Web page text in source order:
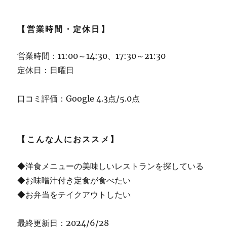
【営業時間・定休日】
営業時間：11:00～14:30、17:30～21:30
定休日：日曜日
口コミ評価：Google 4.3点/5.0点
【こんな人におススメ】
◆洋食メニューの美味しいレストランを探している
◆お味噌汁付き定食が食べたい
◆お弁当をテイクアウトしたい
最終更新日：2024/6/28